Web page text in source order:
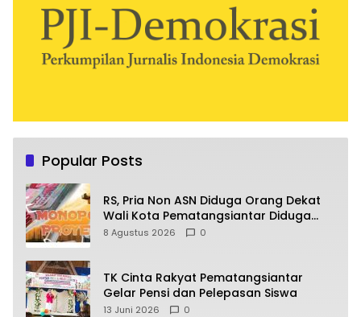
Popular Posts
RS, Pria Non ASN Diduga Orang Dekat
Wali Kota Pematangsiantar Diduga
Bagi Bagi Proyek ke Kontraktor
8 Agustus 2026 0
TK Cinta Rakyat Pematangsiantar
Gelar Pensi dan Pelepasan Siswa
13 Juni 2026 0